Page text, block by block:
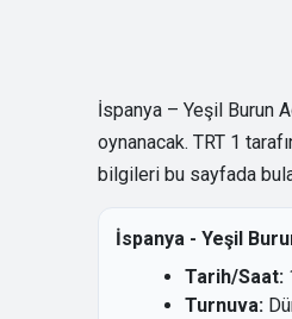
İspanya – Yeşil Burun
oynanacak. TRT 1
bilgileri bu sayfada
İspanya - Yeşil
Tarih/Saat:
Turnuva: